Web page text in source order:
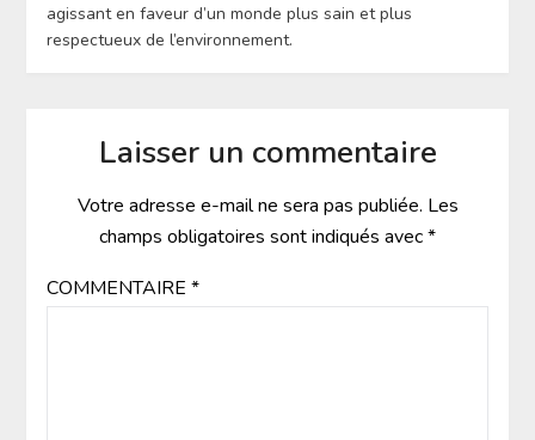
agissant en faveur d’un monde plus sain et plus
respectueux de l’environnement.
Laisser un commentaire
Votre adresse e-mail ne sera pas publiée. Les
champs obligatoires sont indiqués avec*
COMMENTAIRE *